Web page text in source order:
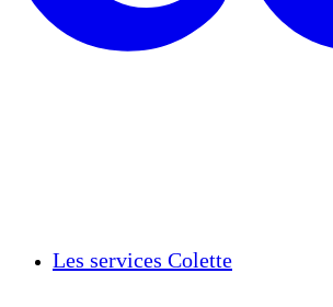
Les services Colette